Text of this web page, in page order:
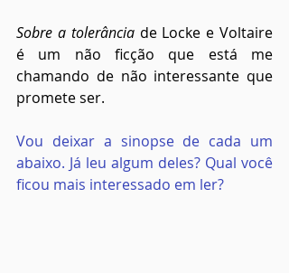
Sobre a tolerância de Locke e Voltaire
é um não ficção que está me
chamando de não interessante que
promete ser.
Vou deixar a sinopse de cada um
abaixo. Já leu algum deles? Qual você
ficou mais interessado em ler?